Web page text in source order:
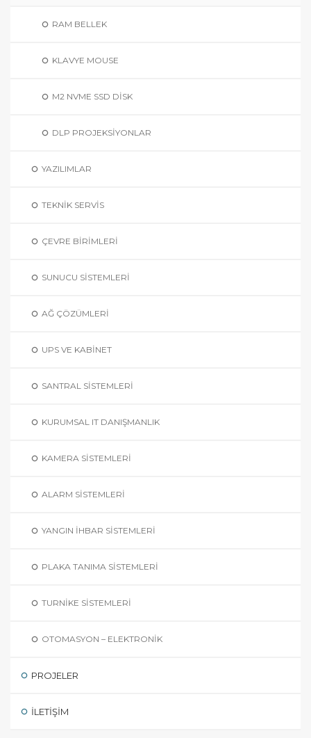
RAM BELLEK
KLAVYE MOUSE
M2 NVME SSD DISK
DLP PROJEKSIYONLAR
YAZILIMLAR
TEKNIK SERVIS
ÇEVRE BIRIMLERI
SUNUCU SISTEMLERI
AĞ ÇÖZÜMLERI
UPS VE KABINET
SANTRAL SISTEMLERI
KURUMSAL IT DANIŞMANLIK
KAMERA SISTEMLERI
ALARM SISTEMLERI
YANGIN İHBAR SISTEMLERI
PLAKA TANIMA SISTEMLERI
TURNIKE SISTEMLERI
OTOMASYON – ELEKTRONIK
PROJELER
İLETIŞIM